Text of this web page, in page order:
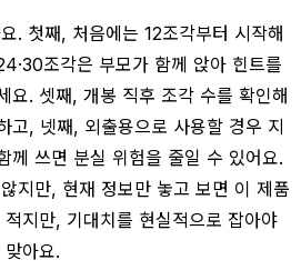
. 첫째, 처음에는 12조각부터 시작해
조각은 부모가 함께 앉아 힌트를
요. 셋째, 개봉 직후 조각 수를 확인해
고, 넷째, 외출용으로 사용할 경우 지
께 쓰면 분실 위험을 줄일 수 있어요.
지만, 현재 정보만 놓고 보면 이 제품
적지만, 기대치를 현실적으로 잡아야
맞아요.